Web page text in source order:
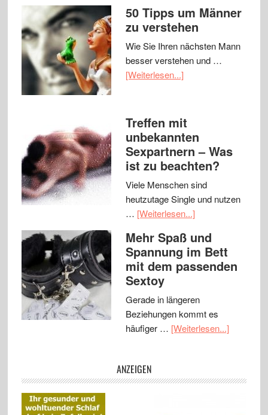
50 Tipps um Männer
zu verstehen
Wie Sie Ihren nächsten Mann
besser verstehen und …
[Weiterlesen...]
Treffen mit
unbekannten
Sexpartnern – Was
ist zu beachten?
Viele Menschen sind
heutzutage Single und nutzen
… [Weiterlesen...]
Mehr Spaß und
Spannung im Bett
mit dem passenden
Sextoy
Gerade in längeren
Beziehungen kommt es
häufiger … [Weiterlesen...]
ANZEIGEN